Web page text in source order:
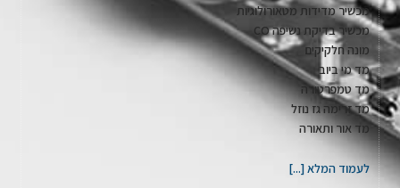
מכשיר מדידות מטאורולוגיות
מכשיר בדיקת נשיפה CO
מונה חלקיקים
מד מי ביוב
מד טמפרטורה
מד זרימה גז נוזל
מד אור ותאורה
לעמוד המלא [...]